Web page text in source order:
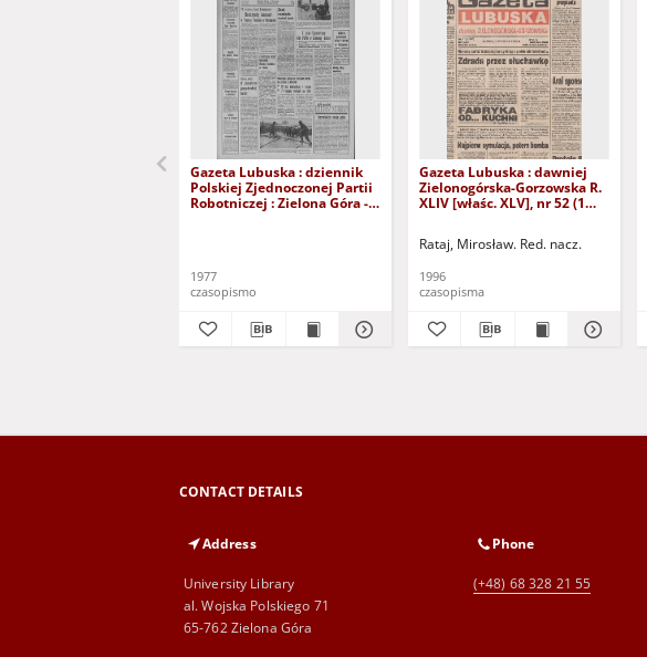
Gazeta Lubuska : dziennik
Polskiej Zjednoczonej Partii
Robotniczej : Zielona Góra -
1977
czasopismo
Gazeta Lubuska : dawniej
Zielonogórska-Gorzowska R.
XLIV [właśc. XLV], nr 52 (1
Rataj, Mirosław. Red. nacz.
1996
czasopisma
CONTACT DETAILS
Address
University Library
al. Wojska Polskiego 71
65-762 Zielona Góra
Phone
(+48) 68 328 21 55